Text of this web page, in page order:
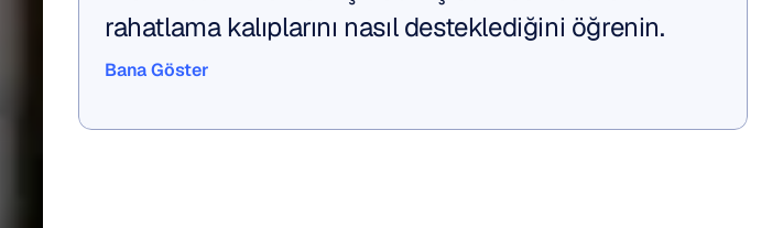
rahatlama kalıplarını nasıl desteklediğini öğrenin.
Bana Göster